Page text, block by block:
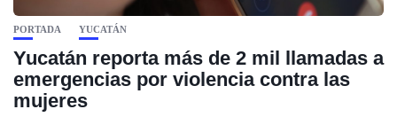
PORTADA YUCATÁN
Yucatán reporta más de 2 mil llamadas a
emergencias por violencia contra las
mujeres